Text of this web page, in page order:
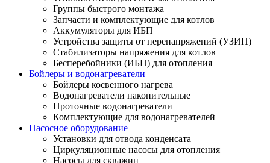
Группы быстрого монтажа
Запчасти и комплектующие для котлов
Аккумуляторы для ИБП
Устройства защиты от перенапряжений (УЗИП)
Стабилизаторы напряжения для котлов
Бесперебойники (ИБП) для отопления
Бойлеры и водонагреватели
Бойлеры косвенного нагрева
Водонагреватели накопительные
Проточные водонагреватели
Комплектующие для водонагревателей
Насосное оборудование
Установки для отвода конденсата
Циркуляционные насосы для отопления
Насосы для скважин